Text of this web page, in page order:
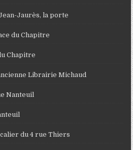
Jaurès, la porte
du Chapitre
Chapitre
Librairie Michaud
Nanteuil
du 4 rue Thiers